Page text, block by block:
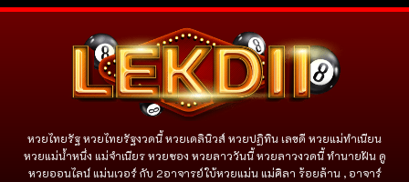
หวยไทยรัฐ หวยไทยรัฐงวดนี้ หวยเดลินิวส์ หวยปฏิทิน เลขดี หวยแม่ทำเนียน
หวยแม่น้ำหนึ่ง แม่จําเนียร หวยซอง หวยลาววันนี้ หวยลาวงวดนี้ ทำนายฝัน ดู
หวยออนไลน์ แม่นเวอร์ กับ 2อาจารย์ใบ้หวยแม่น แม่ศิลา ร้อยล้าน , อาจาร์